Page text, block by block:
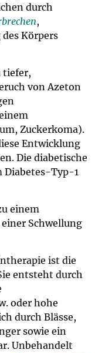
durch
,
Körpers
tiefer,
von Azeton
Zuckerkoma).
Entwicklung
Die diabetische
Diabetes-Typ-1
einem
Schwellung
ist die
entsteht durch
oder hohe
durch Blässe,
sowie ein
Unbehandelt